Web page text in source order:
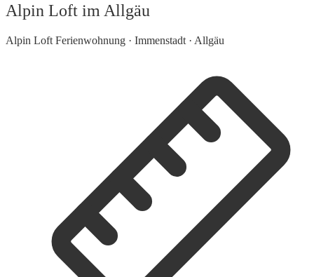
Alpin Loft im Allgäu
Alpin Loft Ferienwohnung · Immenstadt · Allgäu